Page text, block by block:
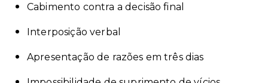
Cabimento contra a decisão final
Interposição verbal
Apresentação de razões em três dias